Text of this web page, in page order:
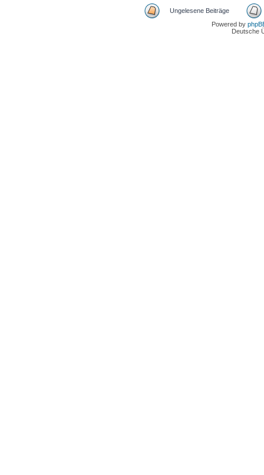
Ungelesene Beiträge
Powered by
Deutsche